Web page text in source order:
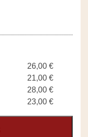
26,00 €
21,00 €
28,00 €
23,00 €